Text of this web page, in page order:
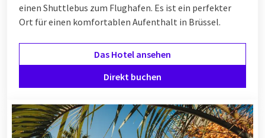
einen Shuttlebus zum Flughafen. Es ist ein perfekter
Ort für einen komfortablen Aufenthalt in Brüssel.
Das Hotel ansehen
Direkt buchen